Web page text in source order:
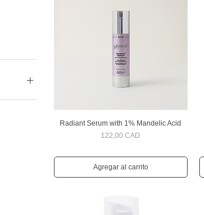
Vista rápida
Radiant Serum with 1% Mandelic Acid
Precio
122,00 CAD
Agregar al carrito